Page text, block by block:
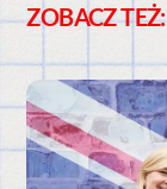
ZOBACZ TEŻ: